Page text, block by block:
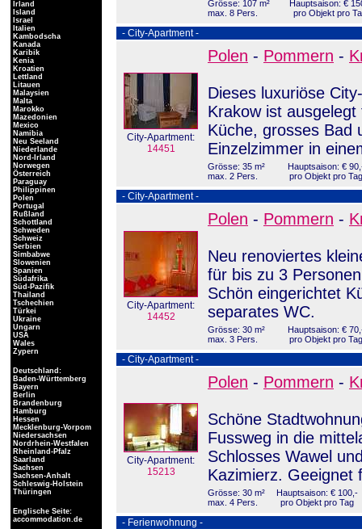
Grösse: 107 m²
max. 8 Pers.
Hauptsaison: €
pro Objekt pro
- City-Apartment -
City-Apartment:
14451
Polen - Pommern -
Dieses luxuriöse
Krakow ist
Küche, grosses Bad
Einzelzimmer in
Grösse: 35 m²
max. 2 Pers.
Hauptsaison: €
pro Objekt pro Tag
- City-Apartment -
City-Apartment:
14452
Polen - Pommern -
Neu renoviertes
für bis zu 3
Schön eingerichtet
separates WC.
Grösse: 30 m²
max. 3 Pers.
Hauptsaison: €
pro Objekt pro Tag
- City-Apartment -
City-Apartment:
15213
Polen - Pommern -
Schöne
Fussweg in die
Schlosses Wawel
Kazimierz. Geeignet
Grösse: 30 m²
max. 4 Pers.
Hauptsaison: € 100,-
pro Objekt pro Tag
- Ferienwohnung -
Irland
Island
Israel
Italien
Kambodscha
Kanada
Karibik
Kenia
Kroatien
Lettland
Litauen
Malaysien
Malta
Marokko
Mazedonien
Mexico
Namibia
Neu Seeland
Niederlande
Nord-Irland
Norwegen
Österreich
Paraguay
Philippinen
Polen
Portugal
Rußland
Schottland
Schweden
Schweiz
Serbien
Simbabwe
Slowenien
Spanien
Südafrika
Süd-Pazifik
Thailand
Tschechien
Türkei
Ukraine
Ungarn
USA
Wales
Zypern
Deutschland:
Baden-Württemberg
Bayern
Berlin
Brandenburg
Hamburg
Hessen
Mecklenburg-Vorpom
Niedersachsen
Nordrhein-Westfalen
Rheinland-Pfalz
Saarland
Sachsen
Sachsen-Anhalt
Schleswig-Holstein
Thüringen
Englische Seite:
accommodation.de